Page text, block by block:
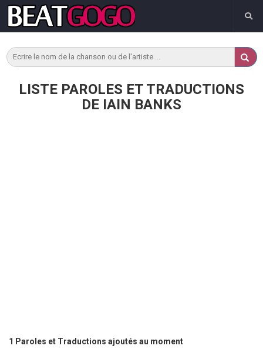
LISTE PAROLES ET TRADUCTIONS
DE IAIN BANKS
1 Paroles et Traductions ajoutés au moment